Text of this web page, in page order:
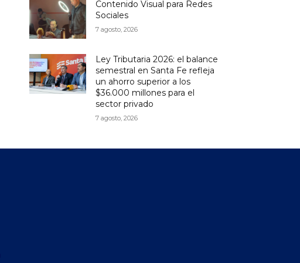
Contenido Visual para Redes
Sociales
7 agosto, 2026
Ley Tributaria 2026: el balance
semestral en Santa Fe refleja
un ahorro superior a los
$36.000 millones para el
sector privado
7 agosto, 2026